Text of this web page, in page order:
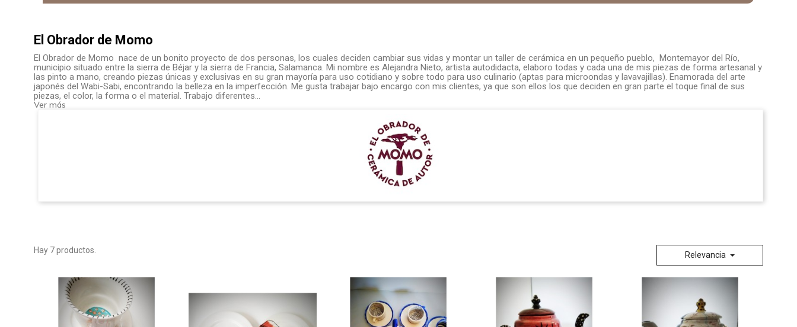
El Obrador de Momo
El Obrador de Momo nace de un bonito proyecto de dos personas, los cuales deciden cambiar sus vidas y montar un taller de cerámica en un pequeño pueblo, Montemayor del Río,
municipio situado entre la sierra de Béjar y la sierra de Francia, Salamanca. Mi nombre es Alejandra Nieto, artista autodidacta, elaboro todas y cada una de mis piezas de forma artesanal y
las pinto a mano, creando piezas únicas y exclusivas en su gran mayoría para uso cotidiano y sobre todo para uso culinario (aptas para microondas y lavavajillas). Enamorada del arte
japonés del Wabi-Sabi, encontrando la belleza en la imperfección. Me gusta trabajar bajo encargo con mis clientes, ya que son ellos los que deciden en gran parte el toque final de sus
piezas, el color, la forma o el material. Trabajo diferentes...
Ver más
Hay 7 productos. Relevancia